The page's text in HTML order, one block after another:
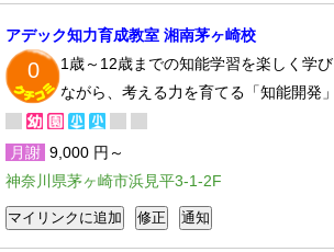
アデック知力育成教室 湘南茅ヶ崎校
0
1歳～12歳までの知能学習を楽しく学び
ながら、考える力を育てる「知能開発」
月謝 9,000 円～
神奈川県茅ヶ崎市浜見平3-1-2F